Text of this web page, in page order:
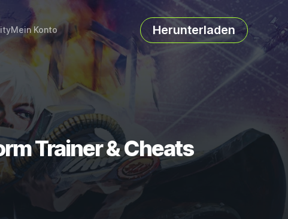
Mein Konto Herunterladen
Trainer & Cheats